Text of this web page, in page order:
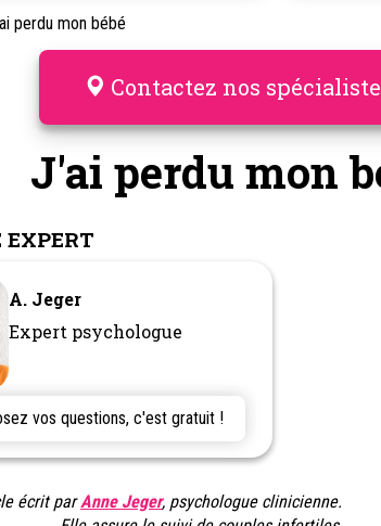
perdu mon bébé
Contactez nos
J'ai perdu mon
EXPERT
A. Jeger
Expert psychologue
vos questions, c'est gratuit !
écrit parAnne Jeger, psychologue clinicienne.